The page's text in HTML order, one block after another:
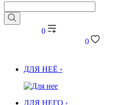
0
0
ДЛЯ НЕЁ ›
ДЛЯ НЕГО ›